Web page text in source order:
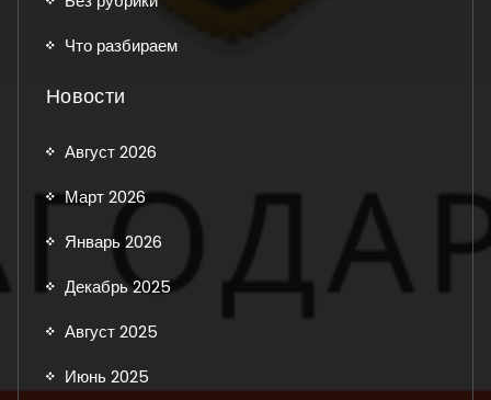
Что разбираем
Новости
Август 2026
Март 2026
Январь 2026
Декабрь 2025
Август 2025
Июнь 2025